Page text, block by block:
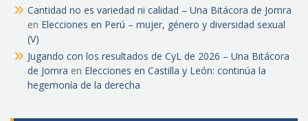
Cantidad no es variedad ni calidad – Una Bitácora de Jomra
en Elecciones en Perú – mujer, género y diversidad sexual
(V)
Jugando con los resultados de CyL de 2026 – Una Bitácora
de Jomra en Elecciones en Castilla y León: continúa la
hegemonía de la derecha